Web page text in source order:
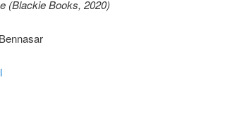
(Blackie Books, 2020)